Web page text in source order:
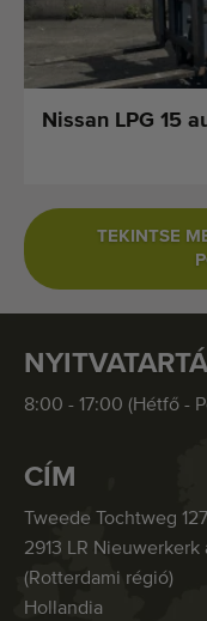
Nissan LPG 15
TEKINTSE
8:00 - 17:00 (Hétfő -
CÍM
Tweede Tochtweg 127
2913 LR Nieuwerkerk
(Rotterdami régió)
Hollandia